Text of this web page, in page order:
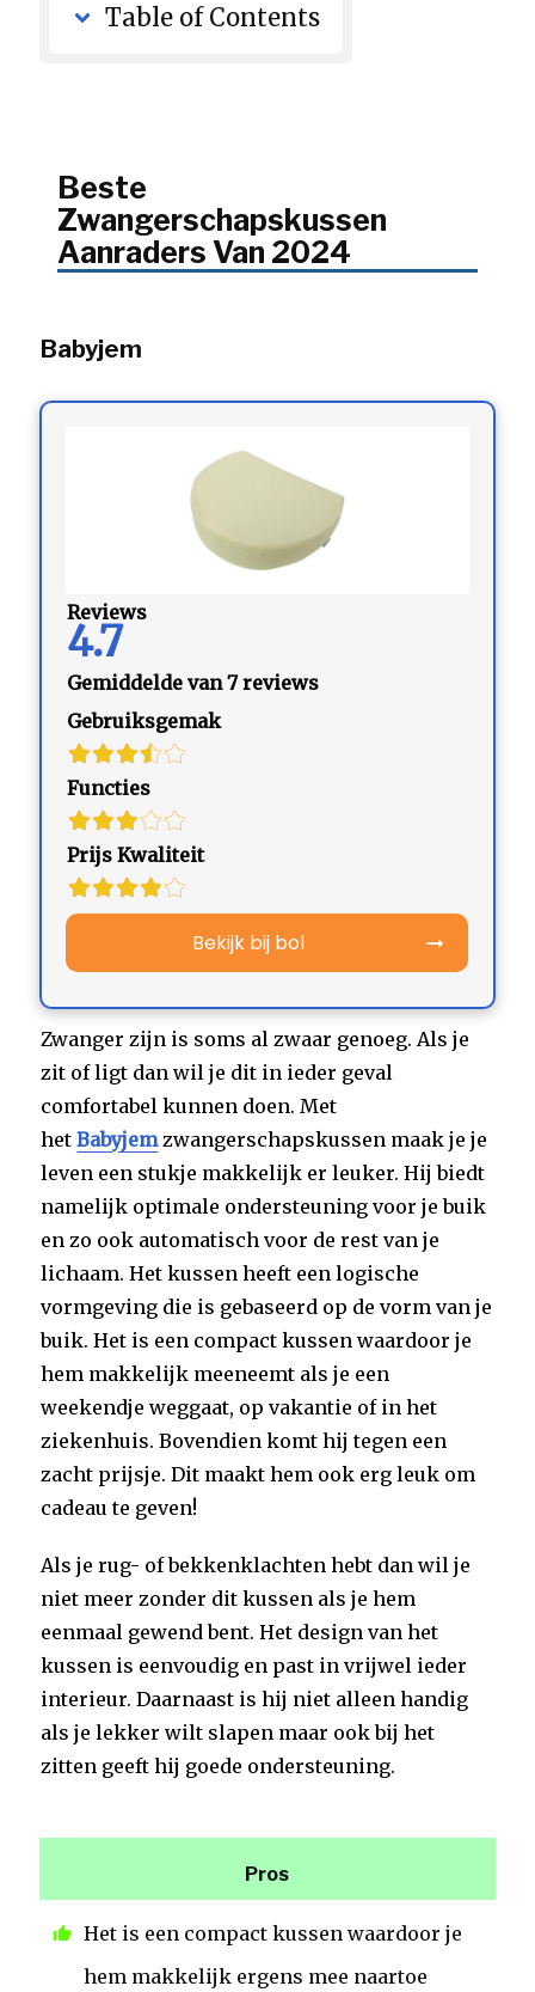
Table of Contents
Beste
Zwangerschapskussen
Aanraders Van 2024
Babyjem
Reviews
4.7
Gemiddelde van 7 reviews
Gebruiksgemak
Functies
Prijs Kwaliteit
Bekijk bij bol
Zwanger zijn is soms al zwaar genoeg. Als je
zit of ligt dan wil je dit in ieder geval
comfortabel kunnen doen. Met
hetBabyjemzwangerschapskussen maak je je
leven een stukje makkelijk er leuker. Hij biedt
namelijk optimale ondersteuning voor je buik
en zo ook automatisch voor de rest van je
lichaam. Het kussen heeft een logische
vormgeving die is gebaseerd op de vorm van je
buik. Het is een compact kussen waardoor je
hem makkelijk meeneemt als je een
weekendje weggaat, op vakantie of in het
ziekenhuis. Bovendien komt hij tegen een
zacht prijsje. Dit maakt hem ook erg leuk om
cadeau te geven!
Als je rug- of bekkenklachten hebt dan wil je
niet meer zonder dit kussen als je hem
eenmaal gewend bent. Het design van het
kussen is eenvoudig en past in vrijwel ieder
interieur. Daarnaast is hij niet alleen handig
als je lekker wilt slapen maar ook bij het
zitten geeft hij goede ondersteuning.
Pros
Het is een compact kussen waardoor je
hem makkelijk ergens mee naartoe